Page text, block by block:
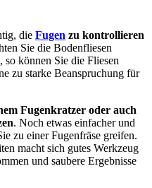
die Fugen zu kontrollieren
Sie die Bodenfliesen
können Sie die Fliesen
zu starke Beanspruchung für
Fugenkratzer oder auch
. Noch etwas einfacher und
zu einer Fugenfräse greifen.
macht sich gutes Werkzeug
und saubere Ergebnisse